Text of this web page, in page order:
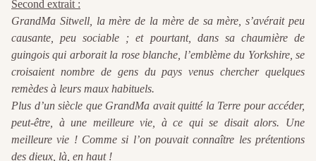
Second extrait :
GrandMa Sitwell, la mère de la mère de sa mère, s’avérait peu
causante, peu sociable ; et pourtant, dans sa chaumière de
guingois qui arborait la rose blanche, l’emblème du Yorkshire, se
croisaient nombre de gens du pays venus chercher quelques
remèdes à leurs maux habituels.
Plus d’un siècle que GrandMa avait quitté la Terre pour accéder,
peut-être, à une meilleure vie, à ce qui se disait alors. Une
meilleure vie ! Comme si l’on pouvait connaître les prétentions
des dieux, là, en haut !